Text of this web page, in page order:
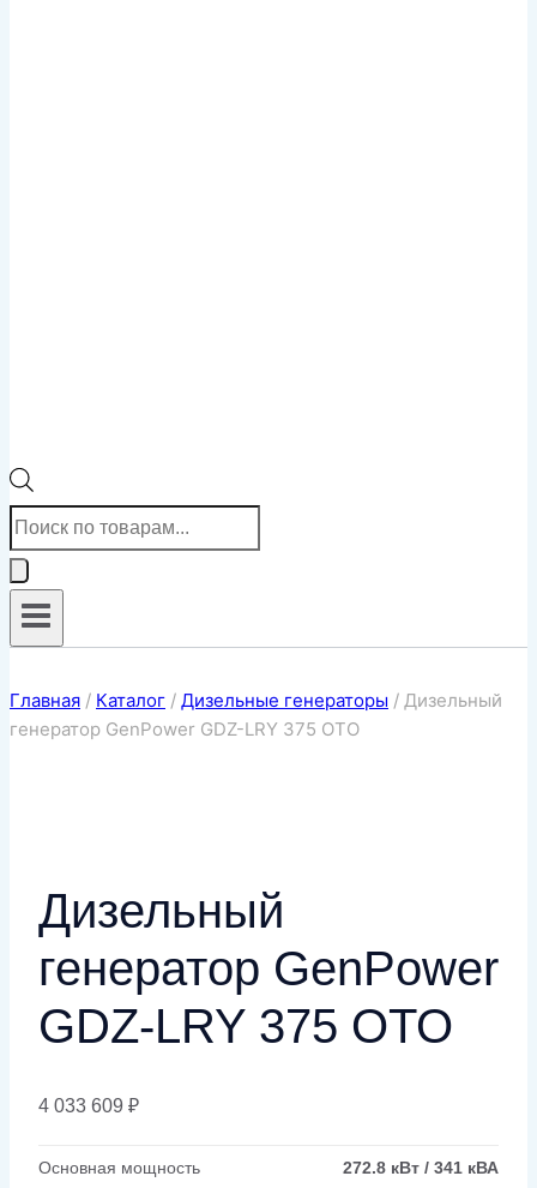
Поиск
товаров
Главная / Каталог / Дизельные генераторы / Дизельный
генератор GenPower GDZ-LRY 375 OTO
Дизельный
генератор GenPower
GDZ-LRY 375 OTO
4 033 609 ₽
Основная мощность 272.8 кВт / 341 кВА